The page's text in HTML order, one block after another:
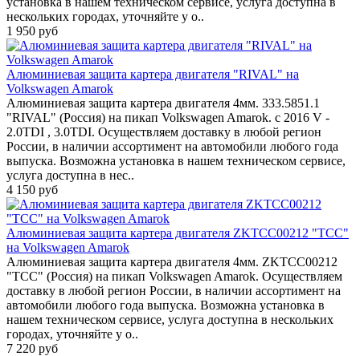
нескольких городах, уточняйте у о..
1 950 руб
Алюминиевая защита картера двигателя "RIVAL" на
Volkswagen Amarok
Алюминиевая защита картера двигателя 4мм. 333.5851.1
"RIVAL" (Россия) на пикап Volkswagen Amarok. с 2016 V -
2.0TDI , 3.0TDI. Осуществляем доставку в любой регион
России, в наличии ассортимент на автомобили любого года
выпуска. Возможна установка в нашем техническом сервисе,
услуга доступна в нес..
4 150 руб
Алюминиевая защита картера двигателя ZKTCC00212 "ТСС"
на Volkswagen Amarok
Алюминиевая защита картера двигателя 4мм. ZKTCC00212
"ТСС" (Россия) на пикап Volkswagen Amarok. Осуществляем
доставку в любой регион России, в наличии ассортимент на
автомобили любого года выпуска. Возможна установка в
нашем техническом сервисе, услуга доступна в нескольких
городах, уточняйте у о..
7 220 руб